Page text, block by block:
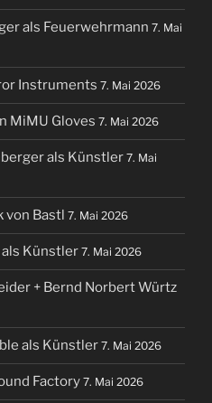
als Feuerwehrmann 7. Mai
Instruments 7. Mai 2026
MiMU Gloves 7. Mai 2026
als Künstler 7. Mai
von Bastl 7. Mai 2026
als Künstler 7. Mai 2026
+ Bernd Norbert Würtz
als Künstler 7. Mai 2026
Factory 7. Mai 2026